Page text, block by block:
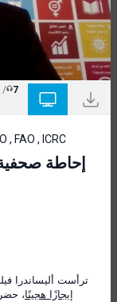
/ 7
, FAO , ICRC
إحاطة صحفية نصف
ترأست أليساندرا
إيجازًا هجينًا،